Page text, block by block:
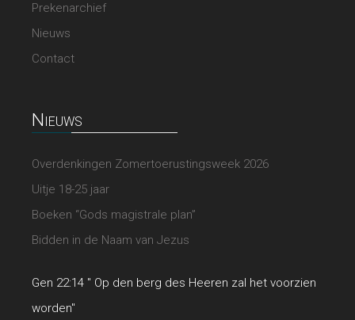
Prekenarchief
Nieuws
Contact
Nieuws
Overdenkingen Zomertoerustingsweek 2026
Uitje 18-25 jaar
Boeken “Gods magistrale plan”
Bidden in de Naam van Jezus
Gen 22:14 " Op den berg des Heeren zal het voorzien
worden"